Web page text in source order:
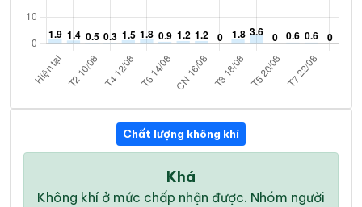
Chất lượng không khí
Khá
Không khí ở mức chấp nhận được. Nhóm người